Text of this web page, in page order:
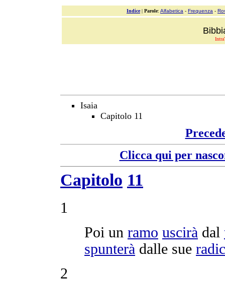
Indice| Parole: Alfabetica - Frequenza -
Isaia
Capitolo 11
Clicca qui per
Capitolo 11
1
Poi un ramo uscirà dal
spunterà dalle sue
2